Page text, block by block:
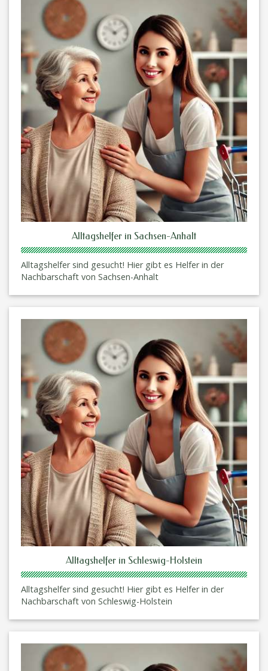
Alltagshelfer in Sachsen-Anhalt
Alltagshelfer sind gesucht! Hier gibt es Helfer in der
Nachbarschaft von Sachsen-Anhalt
Alltagshelfer in Schleswig-Holstein
Alltagshelfer sind gesucht! Hier gibt es Helfer in der
Nachbarschaft von Schleswig-Holstein